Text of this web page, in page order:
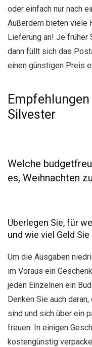
oder einfach nur nach
Außerdem bieten viele
Lieferung an! Je früher
dann füllt sich das
einen günstigen Preis
Silvester
Welche
es, Weihnachten
Überlegen Sie, für
und wie viel Geld
Um die Ausgaben
im Voraus ein
jeden Einzelnen ein
Denken Sie auch
sind und sich über ein
freuen. In einigen
kostengünstig